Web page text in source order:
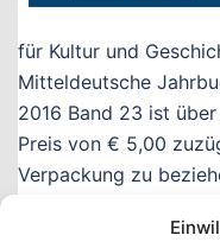
für Kultur und
Mitteldeutsche
2016 Band 23 ist
Preis von € 5,00
Verpackung zu